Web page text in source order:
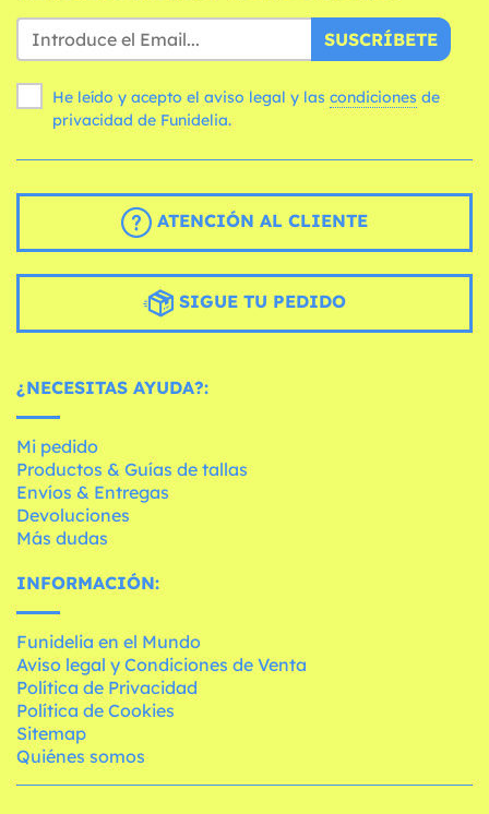
SUSCRÍBETE
He leído y acepto el aviso legal y las condiciones
privacidad de Funidelia.
ATENCIÓN AL CLIENTE
SIGUE TU PEDIDO
¿NECESITAS AYUDA?:
Mi pedido
Productos & Guías de tallas
Envíos & Entregas
Devoluciones
Más dudas
INFORMACIÓN:
Funidelia en el Mundo
Aviso legal y Condiciones de Venta
Política de Privacidad
Política de Cookies
Sitemap
Quiénes somos